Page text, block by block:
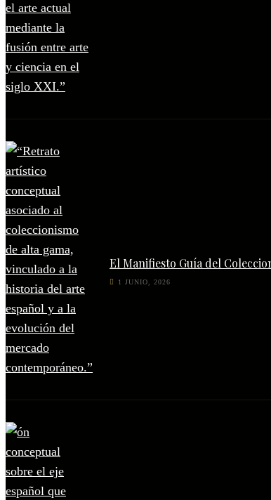
El Manifiesto Guía del
1 JUNIO, 2026